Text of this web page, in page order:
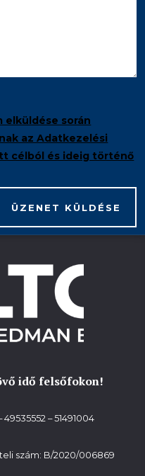
elküldése során
az Adatkezelési
célból és ideig történő
ÜZENET KÜLDÉSE
idő felsőfokon!
– 51491004
szám: B/2020/006869